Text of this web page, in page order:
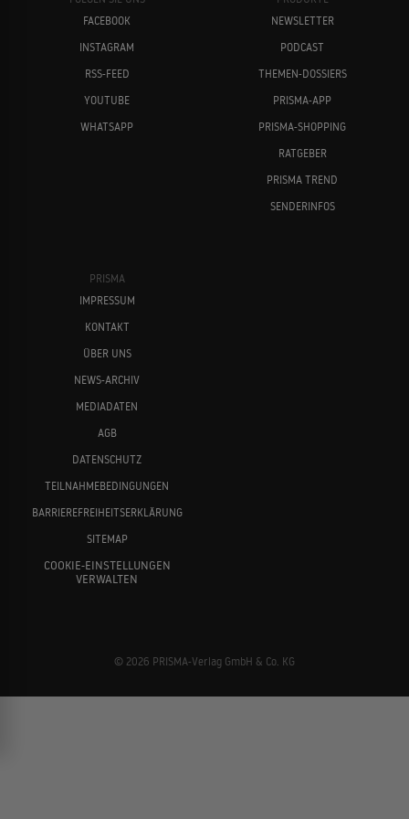
FACEBOOK
INSTAGRAM
RSS-FEED
YOUTUBE
WHATSAPP
NEWSLETTER
PODCAST
THEMEN-DOSSIERS
PRISMA-APP
PRISMA-SHOPPING
RATGEBER
PRISMA TREND
SENDERINFOS
PRISMA
IMPRESSUM
KONTAKT
ÜBER UNS
NEWS-ARCHIV
MEDIADATEN
AGB
DATENSCHUTZ
TEILNAHMEBEDINGUNGEN
BARRIEREFREIHEITSERKLÄRUNG
SITEMAP
COOKIE-EINSTELLUNGEN
VERWALTEN
© 2026 PRISMA-Verlag GmbH & Co. KG